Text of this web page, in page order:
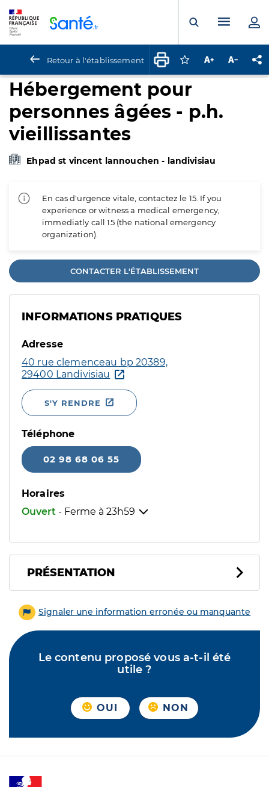
Ouvrir laMenu
Retour à l'établissement Connectez-vous
Augmenter la
Hébergement pour
personnes âgées - p.h.
vieillissantes
Ehpad st vincent lannouchen - landivisiau
En cas d'urgence vitale, contactez le 15. If you
experience or witness a medical emergency,
immediatly call 15 (the national emergency
organization).
CONTACTER L'ÉTABLISSEMENT
INFORMATIONS PRATIQUES
Adresse
40 rue clemenceau bp 20389,
29400 Landivisiau
S'Y RENDRE
Téléphone
02 98 68 06 55
Horaires
Ouvert - Ferme à 23h59
PRÉSENTATION
Signaler une information erronée ou manquante
Le contenu proposé vous a-t-il été
utile ?
OUI NON